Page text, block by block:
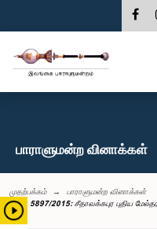
பாராளுமன்ற வினாக்கள்
முதற்பக்கம்
பாராளுமன்ற வினாக்கள்
5897/2015: சீதாவக்கபுர புதிய